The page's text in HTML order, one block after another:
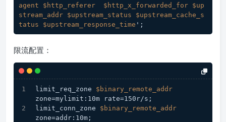
agent
$http_referer $http_x_forwarded_for $up
stream_addr $upstream_status
$upstream_cache_s
tatus
$upstream_response_time ';
限流配置：
limit_req_zone $binary_remote_addr
zone=mylimit:10m rate=150r/s;
limit_conn_zone $binary_remote_addr
zone=addr:10m;